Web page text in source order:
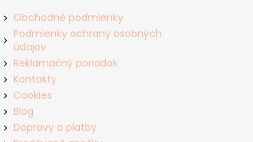
Obchodné podmienky
Podmienky ochrany osobných
údajov
Reklamačný poriadok
Kontakty
Cookies
Blog
Dopravy a platby